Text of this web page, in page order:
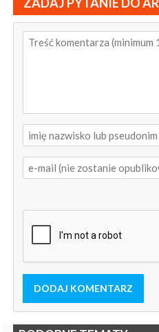
DODAJ KOMENTARZ